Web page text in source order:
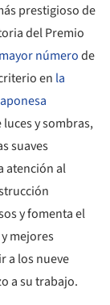
prestigioso de
del Premio
mayor númerode
en la
y sombras,
suaves
atención al
y fomenta el
mejores
a los nueve
a su trabajo.